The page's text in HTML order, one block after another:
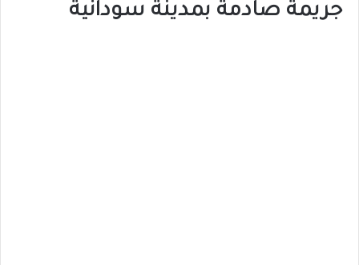
جريمة صادمة بمدينة سودانية